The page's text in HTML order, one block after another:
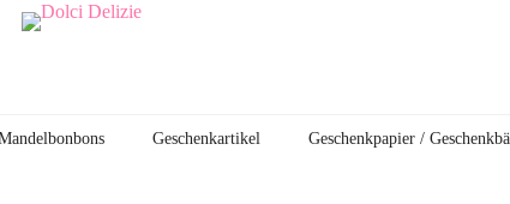
Geschenkartikel Geschenkpapier /